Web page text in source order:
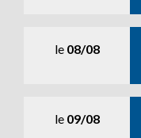
le 08/08
le 09/08